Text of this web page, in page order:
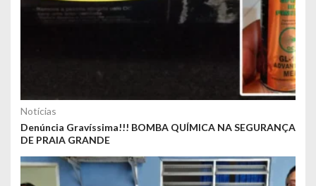
Notícias
Denúncia Gravíssima!!! BOMBA QUÍMICA NA SEGURANÇA
DE PRAIA GRANDE